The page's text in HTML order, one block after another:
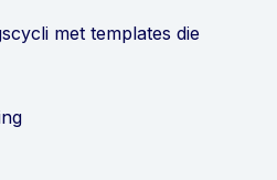
met templates die